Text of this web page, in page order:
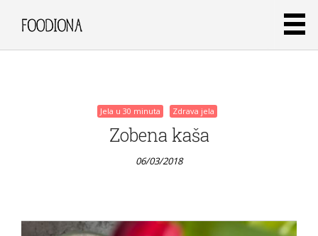
Jela u 30 minuta Zdrava jela
Zobena kaša
06/03/2018